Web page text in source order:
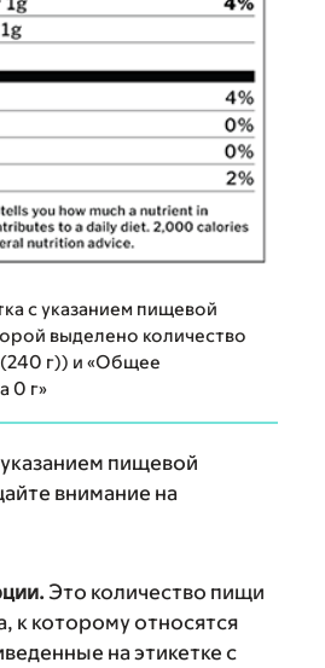
с указанием пищевой
выделено количество
г)) и «Общее
0 г»
указанием пищевой
внимание на
Это количество пищи
к которому относятся
на этикетке с